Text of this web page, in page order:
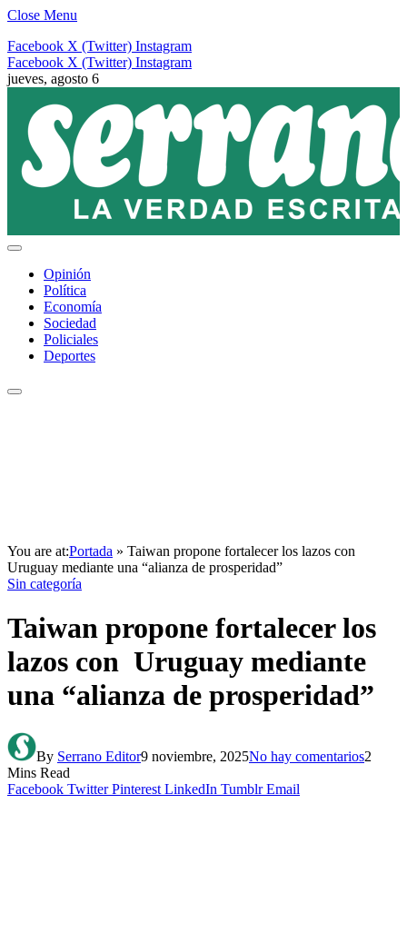
Close Menu
Facebook X (Twitter) Instagram
Facebook X (Twitter) Instagram
jueves, agosto 6
Opinión
Política
Economía
Sociedad
Policiales
Deportes
You are at:Portada » Taiwan propone fortalecer los lazos con
Uruguay mediante una “alianza de prosperidad”
Sin categoría
Taiwan propone fortalecer los
lazos con Uruguay mediante
una “alianza de prosperidad”
By Serrano Editor9 noviembre, 2025No hay comentarios2
Mins Read
Facebook Twitter Pinterest LinkedIn Tumblr Email